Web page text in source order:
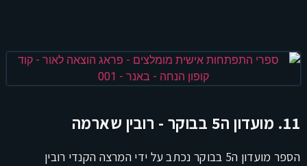
11. מועדון ה5 בבוקר - רובין שארמה
הספר מועדון ה5 בבוקר נכתב על ידי המרצה הקנדי רובין